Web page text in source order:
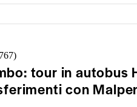
di
Pullman
)
tour in autobus
con